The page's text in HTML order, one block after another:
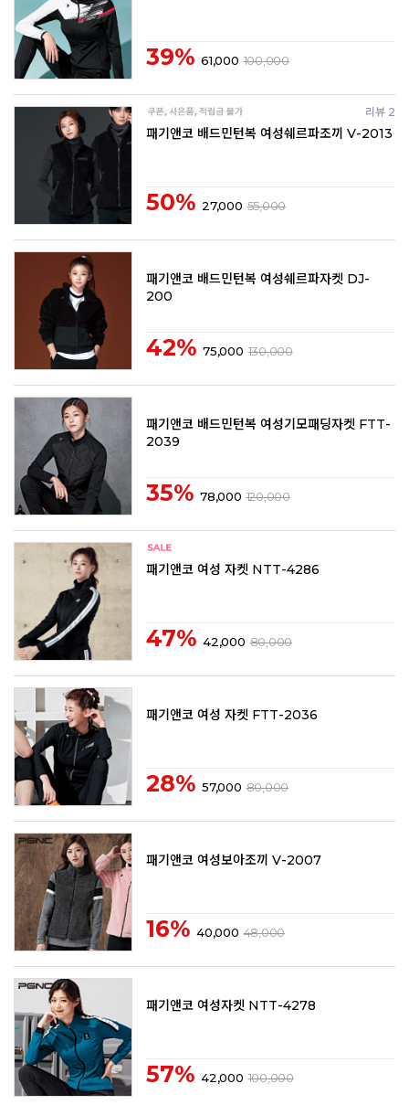
39% 61,000 100,000
리뷰 2
패기앤코 배드민턴복 여성쉐르파조끼 V-2013
50% 27,000 55,000
패기앤코 배드민턴복 여성쉐르파자켓 DJ-
200
42% 75,000 130,000
패기앤코 배드민턴복 여성기모패딩자켓 FTT-
2039
35% 78,000 120,000
패기앤코 여성 자켓 NTT-4286
47% 42,000 80,000
패기앤코 여성 자켓 FTT-2036
28% 57,000 80,000
패기앤코 여성보아조끼 V-2007
16% 40,000 48,000
패기앤코 여성자켓 NTT-4278
57% 42,000 100,000